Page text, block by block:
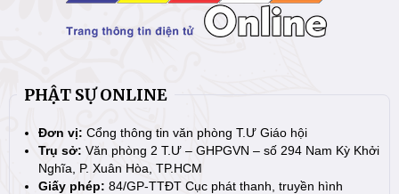
PHẬT SỰ ONLINE
Đơn vị: Cổng thông tin văn phòng T.Ư Giáo hội
Trụ sở: Văn phòng 2 T.Ư – GHPGVN – số 294 Nam Kỳ Khởi
Nghĩa, P. Xuân Hòa, TP.HCM
Giấy phép: 84/GP-TTĐT Cục phát thanh, truyền hình